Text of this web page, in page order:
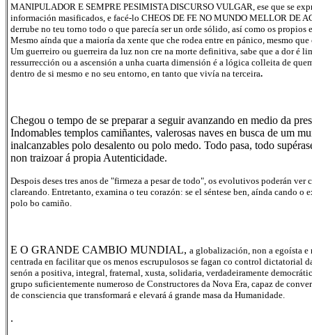
MANIPULADOR E SEMPRE PESIMISTA DISCURSO VULGAR, ese que se
información masificados, e facé-lo CHEOS DE FE NO MUNDO MELLOR DE
derrube no teu torno todo o que parecía ser un orde sólido, así como os propios
Mesmo aínda que a maioría da xente que che rodea entre en pánico, mesmo que
Um guerreiro ou guerreira da luz non cre na morte definitiva, sabe que a dor é
ressurrección ou a ascensión a unha cuarta dimensión é a lógica colleita de
dentro de si mesmo e no seu entorno, en tanto que vivía na terceira.
Chegou o tempo de se preparar a seguir avanzando en medio da
Indomables templos camiñantes, valerosas naves en busca de um
inalcanzables polo desalento ou polo medo. Todo pasa, todo
non traizoar á propia Autenticidade.
Despois deses tres anos de "firmeza a pesar de todo", os evolutivos poderán ver
clareando. Entretanto, examina o teu corazón: se el séntese ben, aínda cando o
polo bo camiño.
E O GRANDE CAMBIO MUNDIAL, a globalización, non a egoísta e
centrada en facilitar que os menos escrupulosos se fagan co control dictatorial
senón a positiva, integral, fraternal, xusta, solidaria, verdadeiramente
grupo suficientemente numeroso de Constructores da Nova Era, capaz de
de consciencia que transformará e elevará á grande masa da Humanidade.
.